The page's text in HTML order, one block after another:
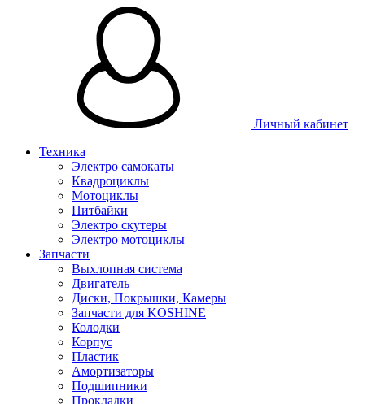
Личный кабинет
Техника
Электро самокаты
Квадроциклы
Мотоциклы
Питбайки
Электро скутеры
Электро мотоциклы
Запчасти
Выхлопная система
Двигатель
Диски, Покрышки, Камеры
Запчасти для KOSHINE
Колодки
Корпус
Пластик
Амортизаторы
Подшипники
Прокладки